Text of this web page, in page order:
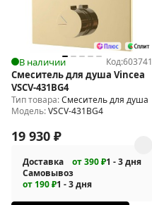
В наличии Код:603741
Смеситель для душа Vincea
VSCV-431BG4
Тип товара:Смеситель для душа
Модель:VSCV-431BG4
19 930 ₽
Доставка от 390 ₽1 - 3 дня
Самовывоз
от 190 ₽1 - 3 дня